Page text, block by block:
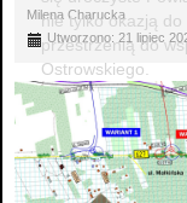
nie tylko okazją
przestrzenią do
Ostrowskiego.
Milena Charucka
Utworzono: 21 lipiec